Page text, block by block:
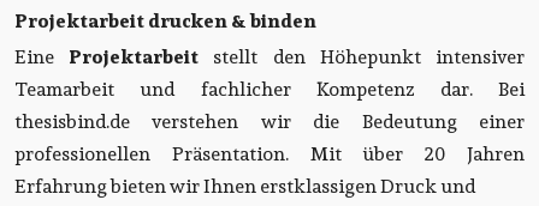
Projektarbeit drucken & binden
Eine Projektarbeit stellt den Höhepunkt intensiver
Teamarbeit und fachlicher Kompetenz dar. Bei
thesisbind.de verstehen wir die Bedeutung einer
professionellen Präsentation. Mit über 20 Jahren
Erfahrung bieten wir Ihnen erstklassigen Druck und